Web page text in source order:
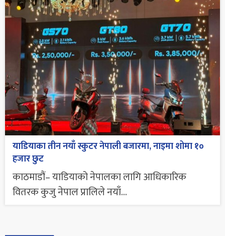
याडियाका तीन नयाँ स्कुटर नेपाली बजारमा, नाइमा शोमा १०
हजार छुट
काठमाडौं– याडियाको नेपालका लागि आधिकारिक
वितरक कुजु नेपाल प्रालिले नयाँ...